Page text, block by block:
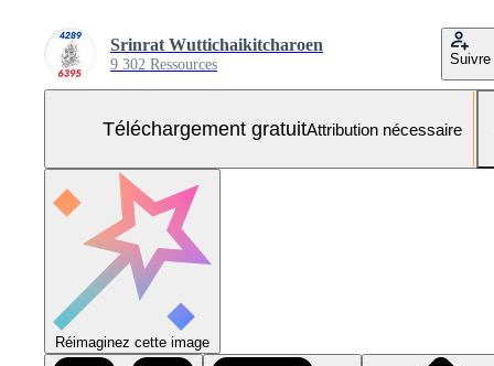
Srinrat Wuttichaikitcharoen
9 302 Ressources Suivre
Téléchargement gratuitAttribution nécessaire
Réimaginez cette image